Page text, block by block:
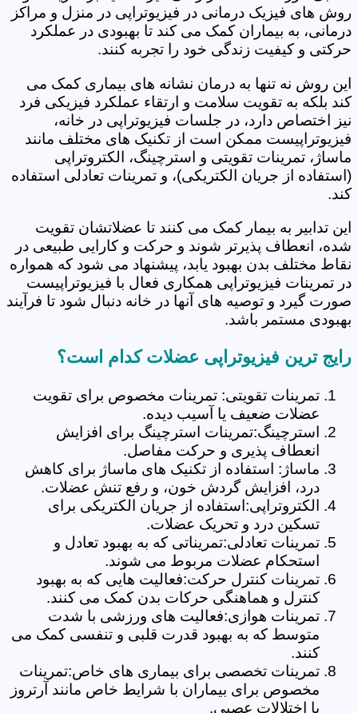
روش های فیزیک درمانی در فیزیوتراپی در منزل و مراکز
درمانی، به بیماران کمک می کند تا بهبودی در عملکرد
حرکتی و کیفیت زندگی خود را تجربه کنند.
این روش نه تنها به درمان نشانه های بیماری کمک می
کند بلکه به تقویت سلامت و ارتقاء عملکرد فیزیکی فرد
نیز اختصاص دارد، در جلسات فیزیوتراپی در خانه،
فیزیوتراپیست ممکن است از تکنیک های مختلف مانند
ماساژ، تمرینات تقویتی و استرچینگ، الکتروتراپی
(استفاده از جریان الکتریکی)، و تمرینات تعادلی استفاده
کند.
این تدابیر به بیمار کمک می کنند تا عضلاتشان تقویت
شده، انعطاف پذیرتر شوند و حرکت و کارایی طبیعی در
نقاط مختلف بدن بهبود یابد، پیشنهاد می شود که همواره
در تمرینات فیزیوتراپی همکاری فعال با فیزیوتراپیست
صورت گیرد و توصیه های آنها در خانه دنبال شود تا فرآیند
بهبودی مستمر باشد.
رایج ترین فیزیوتراپی عضلات کدام است؟
تمرینات تقویتی: تمرینات مخصوص برای تقویت
عضلات ضعیف یا آسیب دیده.
استرچینگ:تمرینات استرچینگ برای افزایش
انعطاف پذیری و حرکت مفاصل.
ماساژ: استفاده از تکنیک های ماساژ برای کاهش
درد، افزایش گردش خون، و رفع تنش عضلات.
الکتروتراپی:استفاده از جریان الکتریکی برای
تسکین درد و تحریک عضلات.
تمرینات تعادلی:تمریناتی که به بهبود تعادل و
استحکام عضلات مربوط می شوند.
تمرینات کنترل حرکت:فعالیت هایی که به بهبود
کنترل و هماهنگی حرکات بدن کمک می کنند.
تمرینات هوازی:فعالیت های ورزشی با شدت
متوسط که به بهبود قدرت قلبی و تنفسی کمک می
کنند.
تمرینات تخصصی برای بیماری های خاص:تمرینات
مخصوص برای بیماران با شرایط خاص مانند آرتروز
یا اختلالات عصبی.